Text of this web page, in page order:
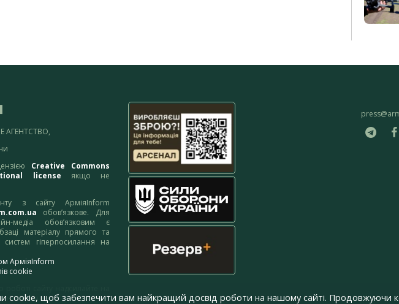
АГЕНТСТВО,
Creative Commons
license якщо не
з сайту АрміяInform
обов’язкове. Для
медіа обов’язковим є
матеріалу прямого та
гіперпосилання на
АрміяInform
cookie
cookie, щоб забезпечити вам найкращий досвід роботи на нашому сайті. Продовжуючи